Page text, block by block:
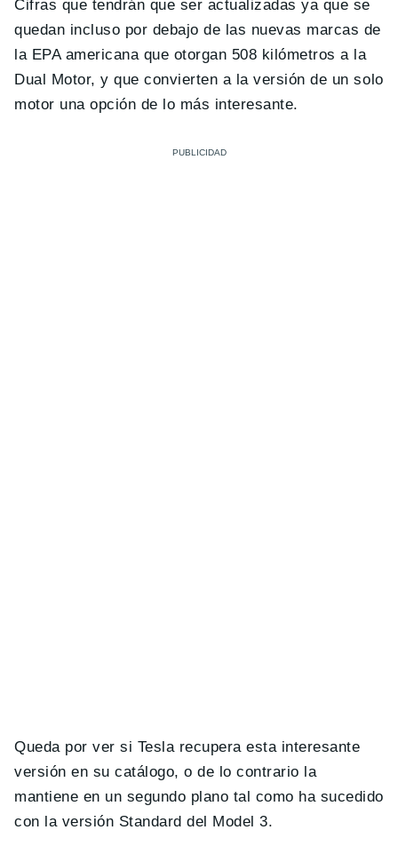
Cifras que tendrán que ser actualizadas ya que se
quedan incluso por debajo de las nuevas marcas de
la EPA americana que otorgan 508 kilómetros a la
Dual Motor, y que convierten a la versión de un solo
motor una opción de lo más interesante.
Queda por ver si Tesla recupera esta interesante
versión en su catálogo, o de lo contrario la
mantiene en un segundo plano tal como ha sucedido
con la versión Standard del Model 3.